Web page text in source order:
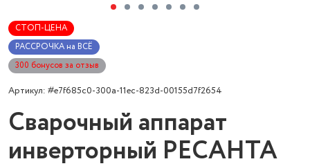
СТОП-ЦЕНА
РАССРОЧКА на ВСЁ
300 бонусов за отзыв
Артикул: #e7f685c0-300a-11ec-823d-00155d7f2654
Сварочный аппарат
инверторный РЕСАНТА